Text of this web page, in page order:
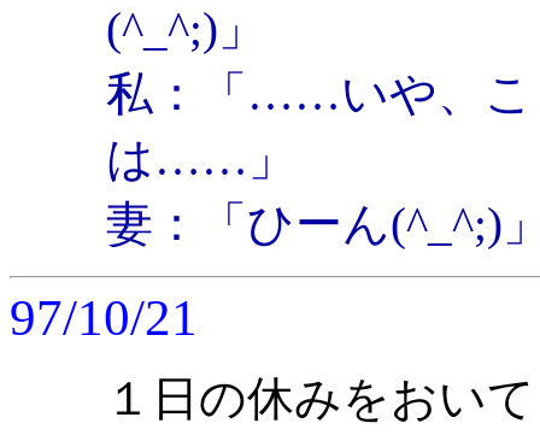
(^_^;)」
私：「……いや、こ
は……」
妻：「ひーん(^_^;)
97/10/21
１日の休みをおい